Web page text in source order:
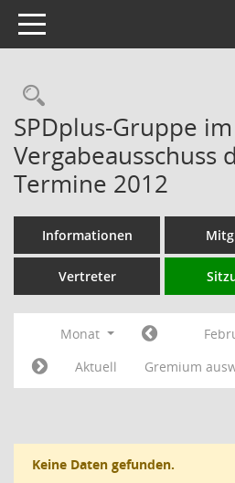
Toggle navigation
Rechercheauswahl
SPDplus-Gruppe im
Vergabeausschuss
Termine 2012
Informationen
Vertreter
Monat
Aktuell
Gremium
Keine Daten gefunden.